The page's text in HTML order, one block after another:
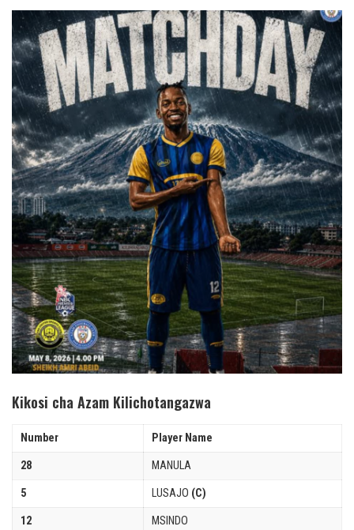
Kikosi cha Azam Kilichotangazwa
Number Player Name
28 MANULA
5 LUSAJO (C)
12 MSINDO